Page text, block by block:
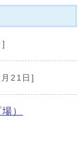
21日]
）